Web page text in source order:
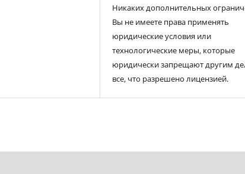
Никаких дополнительных
Вы не имеете права применять
юридические условия или
технологические меры, которые
юридически запрещают другим
все, что разрешено лицензией.